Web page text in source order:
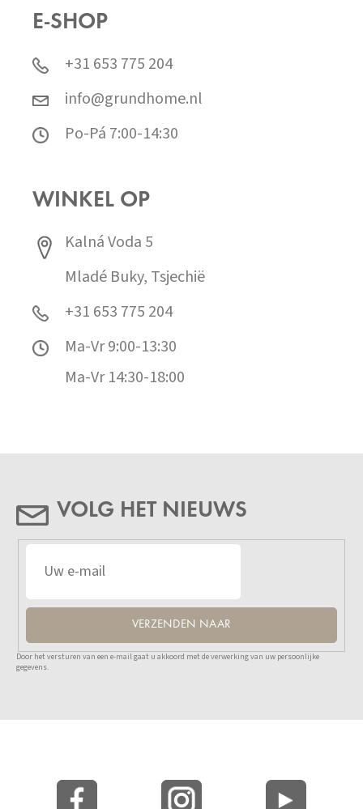
E-SHOP
+31 653 775 204
info@grundhome.nl
Po-Pá 7:00-14:30
WINKEL OP
Kalná Voda 5
Mladé Buky, Tsjechië
+31 653 775 204
Ma-Vr 9:00-13:30
Ma-Vr 14:30-18:00
VOLG HET NIEUWS
VERZENDEN NAAR
Door het versturen van een e-mail gaat u akkoord met de verwerking van uw persoonlijke
gegevens.